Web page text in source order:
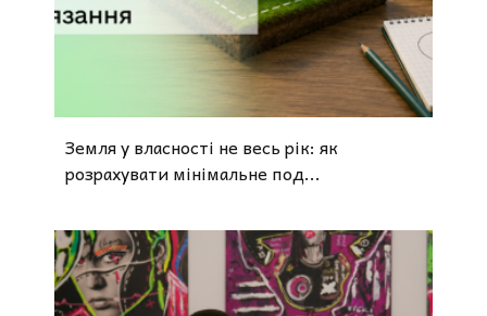
Земля у власності не весь рік: як
розрахувати мінімальне под...